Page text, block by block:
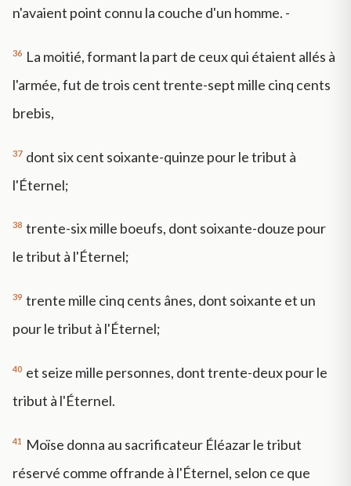
n'avaient point connu la couche d'un homme. -
36 La moitié, formant la part de ceux qui étaient allés à
l'armée, fut de trois cent trente-sept mille cinq cents
brebis,
37 dont six cent soixante-quinze pour le tribut à
l'Éternel;
38 trente-six mille boeufs, dont soixante-douze pour
le tribut à l'Éternel;
39 trente mille cinq cents ânes, dont soixante et un
pour le tribut à l'Éternel;
40 et seize mille personnes, dont trente-deux pour le
tribut à l'Éternel.
41
Moïse donna au sacrificateur Éléazar le tribut
réservé comme offrande à l'Éternel, selon ce que